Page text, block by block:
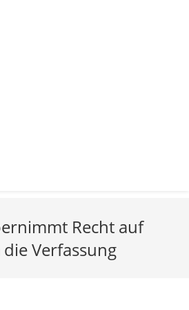
Recht auf
Verfassung